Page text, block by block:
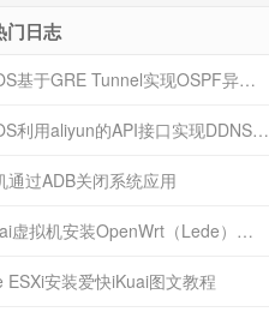
门日志
RouterOS基于GRE Tunnel实现OSPF异地组网
RouterOS利用aliyun的API接口实现DDNS动态解析
通过ADB关闭系统应用
爱快iKuai虚拟机安装OpenWrt（Lede）并配置
ESXi安装爱快iKuai图文教程